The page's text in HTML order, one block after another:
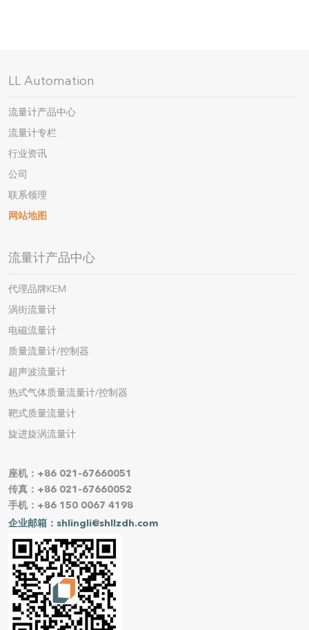
LL Automation
流量计产品中心
流量计专栏
行业资讯
公司
联系领理
网站地图
流量计产品中心
代理品牌KEM
涡街流量计
电磁流量计
质量流量计/控制器
超声波流量计
热式气体质量流量计/控制器
靶式质量流量计
旋进旋涡流量计
座机：+86 021-67660051
传真：+86 021-67660052
手机：+86 150 0067 4198
企业邮箱：shlingli@shllzdh.com